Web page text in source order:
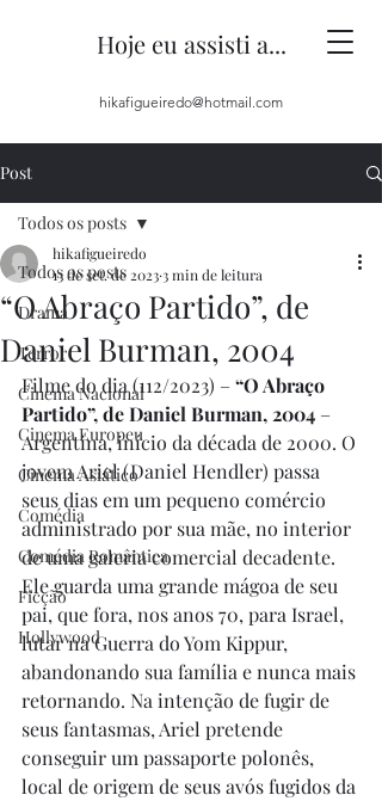
Hoje eu assisti a...
hikafigueiredo@hotmail.com
Post
Todos os posts
Drama
Terror
Cinema Nacional
Cinema Europeu
Cinema Asiático
Comédia
Comédia Romântica
Ficção
Hollywood
Todos os posts
“O Abraço Partido”, de
Daniel Burman, 2004
hikafigueiredo
13 de set. de 20233 min de leitura
Filme do dia (112/2023) – “O Abraço
Partido”, de Daniel Burman, 2004 –
Argentina, início da década de 2000. O
jovem Ariel (Daniel Hendler) passa
seus dias em um pequeno comércio
administrado por sua mãe, no interior
de uma galeria comercial decadente.
Ele guarda uma grande mágoa de seu
pai, que fora, nos anos 70, para Israel,
lutar na Guerra do Yom Kippur,
abandonando sua família e nunca mais
retornando. Na intenção de fugir de
seus fantasmas, Ariel pretende
conseguir um passaporte polonês,
local de origem de seus avós fugidos da